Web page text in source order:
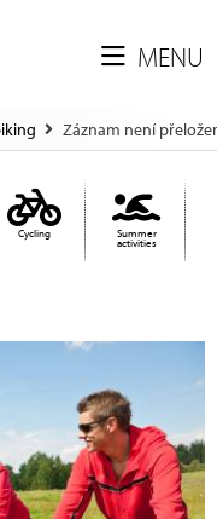
MENU
Záznam není
Cycling Summer
activities